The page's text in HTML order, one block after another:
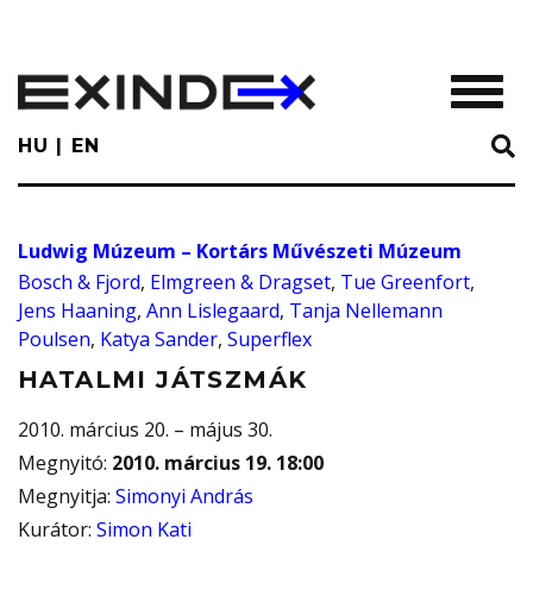
main
content
HU EN
Ludwig Múzeum – Kortárs Művészeti Múzeum
Bosch & Fjord, Elmgreen & Dragset, Tue Greenfort,
Jens Haaning, Ann Lislegaard, Tanja Nellemann
Poulsen, Katya Sander, Superflex
HATALMI JÁTSZMÁK
2010. március 20. – május 30.
Megnyitó: 2010. március 19. 18:00
Megnyitja: Simonyi András
Kurátor: Simon Kati